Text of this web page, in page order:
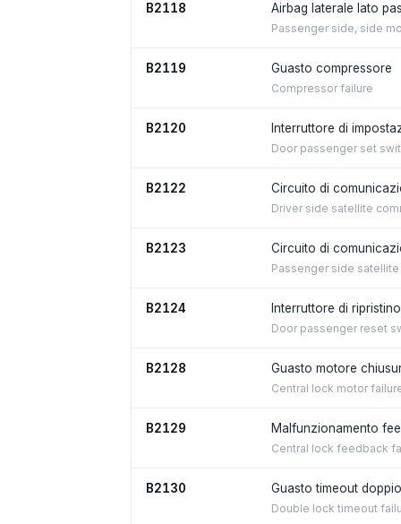
B2118 Airbag laterale lato
Passenger side, side
B2119 Guasto compressore
Compressor failure
B2120 Interruttore di
Door passenger set
B2122 Circuito di
Driver side satellite
B2123 Circuito di
Passenger side
B2124 Interruttore di
Door passenger reset
B2128 Guasto motore
Central lock motor
B2129 Malfunzionamento
Central lock feedback
B2130 Guasto timeout
Double lock timeout